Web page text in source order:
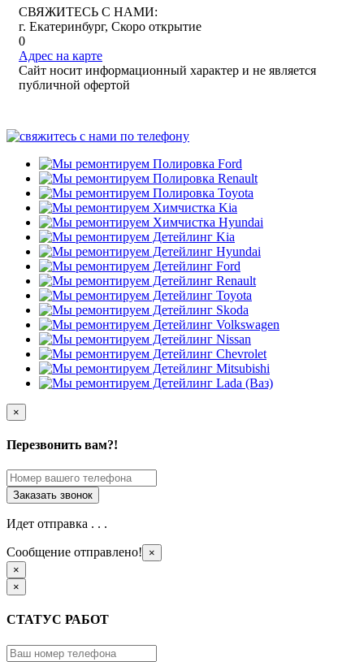
СВЯЖИТЕСЬ С НАМИ:
г. Екатеринбург, Скоро открытие
0
Адрес на карте
Сайт носит информационный характер и не является
публичной офертой
×
Перезвонить вам?!
Идет отправка . . .
Сообщение отправлено!
×
×
×
СТАТУС РАБОТ